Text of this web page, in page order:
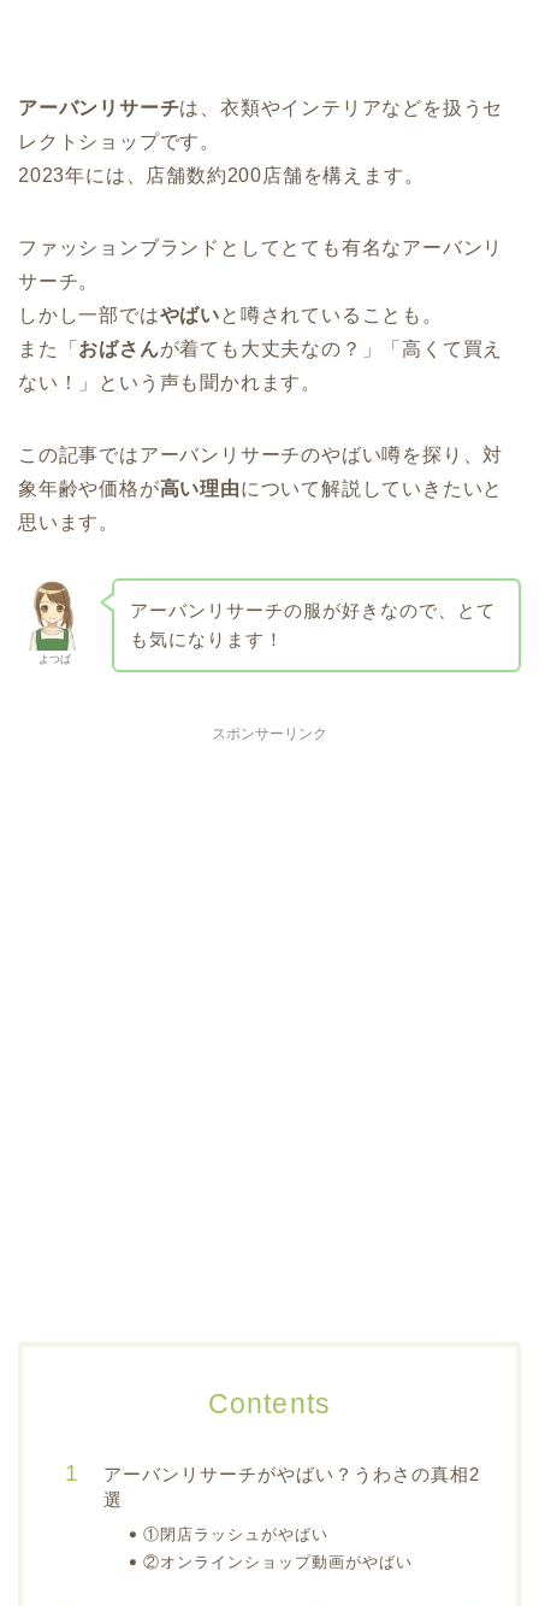
アーバンリサーチは、衣類やインテリアなどを扱うセ
レクトショップです。
2023年には、店舗数約200店舗を構えます。
ファッションブランドとしてとても有名なアーバンリ
サーチ。
しかし一部ではやばいと噂されていることも。
また「 おばさんが着ても大丈夫なの？」「高くて買え
ない！」という声も聞かれます。
この記事ではアーバンリサーチのやばい噂を探り、対
象年齢や価格が高い理由について解説していきたいと
思います。
よつば
アーバンリサーチの服が好きなので、とて
も気になります！
スポンサーリンク
Contents
アーバンリサーチがやばい？うわさの真相2
選
①閉店ラッシュがやばい
②オンラインショップ動画がやばい